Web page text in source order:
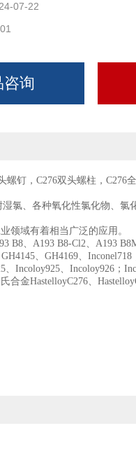
07-22
咨询
螺钉，C276双头螺柱，C276
氯、各种氧化性氯化物、氯
领域有着相当广泛的应用。
B8、A193 B8-Cl2、A193
、GH4169、Inconel718
Incoloy925、Incoloy926；
合金HastelloyC276、